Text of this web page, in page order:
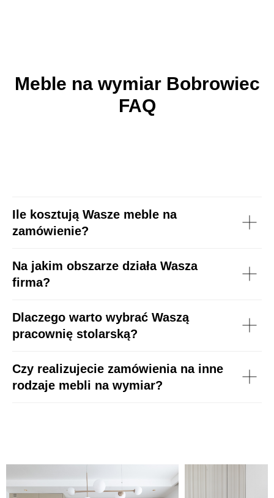
Meble na wymiar Bobrowiec
FAQ
Ile kosztują Wasze meble na
zamówienie?
Na jakim obszarze działa Wasza
firma?
Dlaczego warto wybrać Waszą
pracownię stolarską?
Czy realizujecie zamówienia na inne
rodzaje mebli na wymiar?